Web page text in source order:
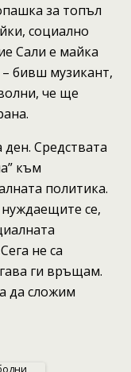
за топъл
социално
Сали е майка
бивш музикант,
че ще
Средствата
към
политика.
се,
не са
ги връщам.
да сложим